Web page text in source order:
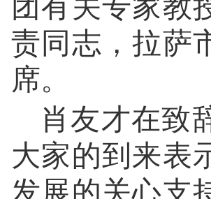
团有关专家教
责同志，拉萨
席。
肖友才在致
大家的到来表
发展的关心支